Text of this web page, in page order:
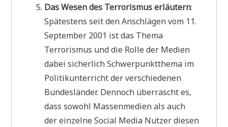
Das Wesen des Terrorismus erläutern:
Spätestens seit den Anschlägen vom 11.
September 2001 ist das Thema
Terrorismus und die Rolle der Medien
dabei sicherlich Schwerpunktthema im
Politikunterricht der verschiedenen
Bundesländer. Dennoch überrascht es,
dass sowohl Massenmedien als auch
der einzelne Social Media Nutzer diesen